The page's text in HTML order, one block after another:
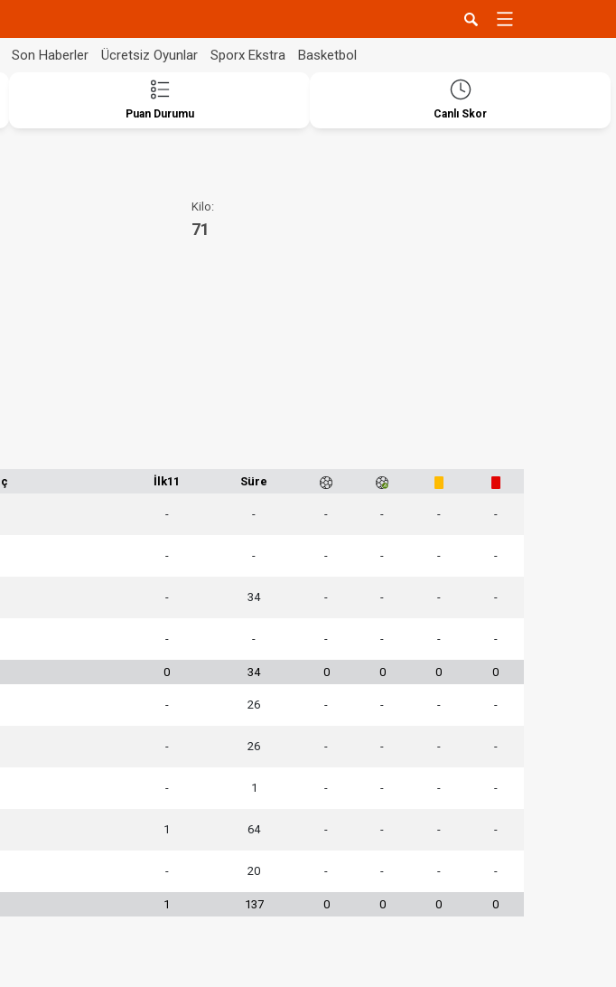
Son Haberler Ücretsiz Oyunlar Sporx Ekstra Basketbol
Puan Durumu Canlı Skor
Kilo:
71
İlk11 Süre
- - - - - -
- - - - - -
- 34 - - - -
- - - - - -
0 34 0 0 0 0
- 26 - - - -
- 26 - - - -
- 1 - - - -
1 64 - - - -
- 20 - - - -
1 137 0 0 0 0